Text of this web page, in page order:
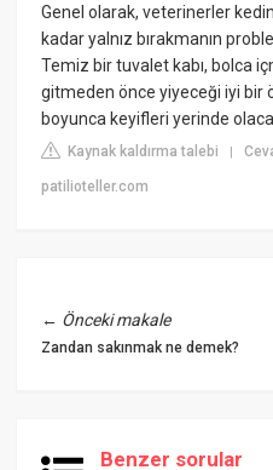
Genel olarak, veterinerler
kadar yalnız bırakmanın
Temiz bir tuvalet kabı, bolca
gitmeden önce yiyeceği iyi bir
boyunca keyifleri yerinde
Kaynak kaldırma talebi |
patilioteller.com
← Önceki makale
Zandan sakınmak ne demek?
Benzer sorular